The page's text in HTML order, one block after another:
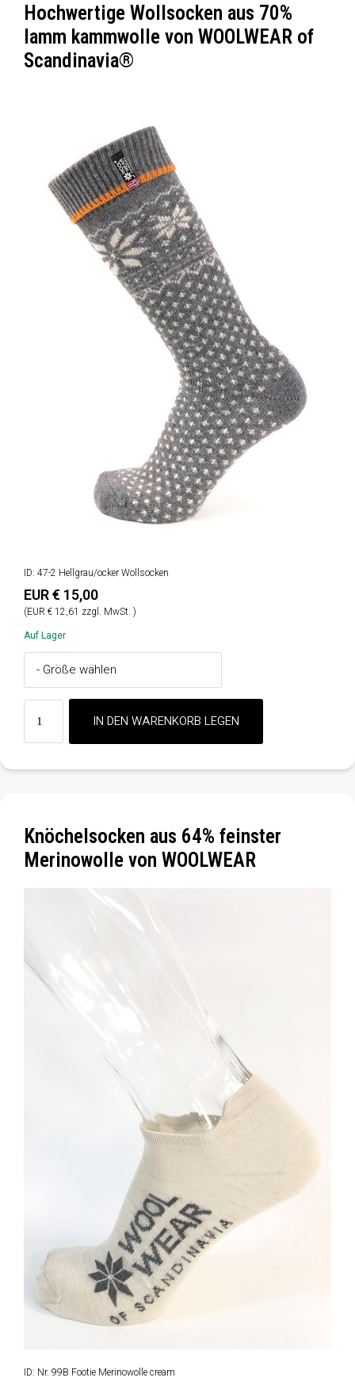
Hochwertige Wollsocken aus 70%
lamm kammwolle von WOOLWEAR of
Scandinavia®
ID: 47-2 Hellgrau/ocker Wollsocken
EUR € 15,00
(EUR € 12,61 zzgl. MwSt. )
Auf Lager
Knöchelsocken aus 64% feinster
Merinowolle von WOOLWEAR
ID: Nr. 99B Footie Merinowolle cream